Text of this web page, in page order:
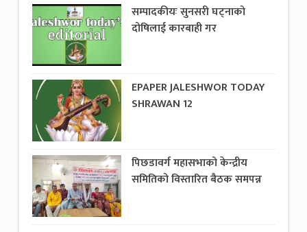
सम्पादकीयः सुनसरी घट्नाको
दोषिलाई कारबाही गर
EPAPER JALESHWOR TODAY
SHRAWAN 12
पिछडावर्ग महासभाको केन्द्रीय
समितिको विस्तारित बैठक समपन्न